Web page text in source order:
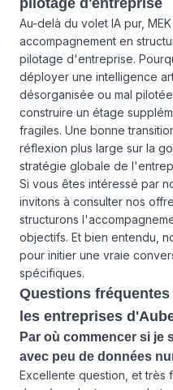
pilotage d'entreprise
Au-delà du volet IA pur,
accompagnement en
pilotage d'entreprise.
déployer une intelligence
désorganisée ou mal
construire un étage
fragiles. Une bonne
réflexion plus large sur la
stratégie globale de
Si vous êtes intéressé par
invitons à consulter nos
structurons
objectifs. Et bien entendu,
pour initier une vraie
spécifiques.
Questions
les entreprises
Par où commencer si je
avec peu de données
Excellente question, et très